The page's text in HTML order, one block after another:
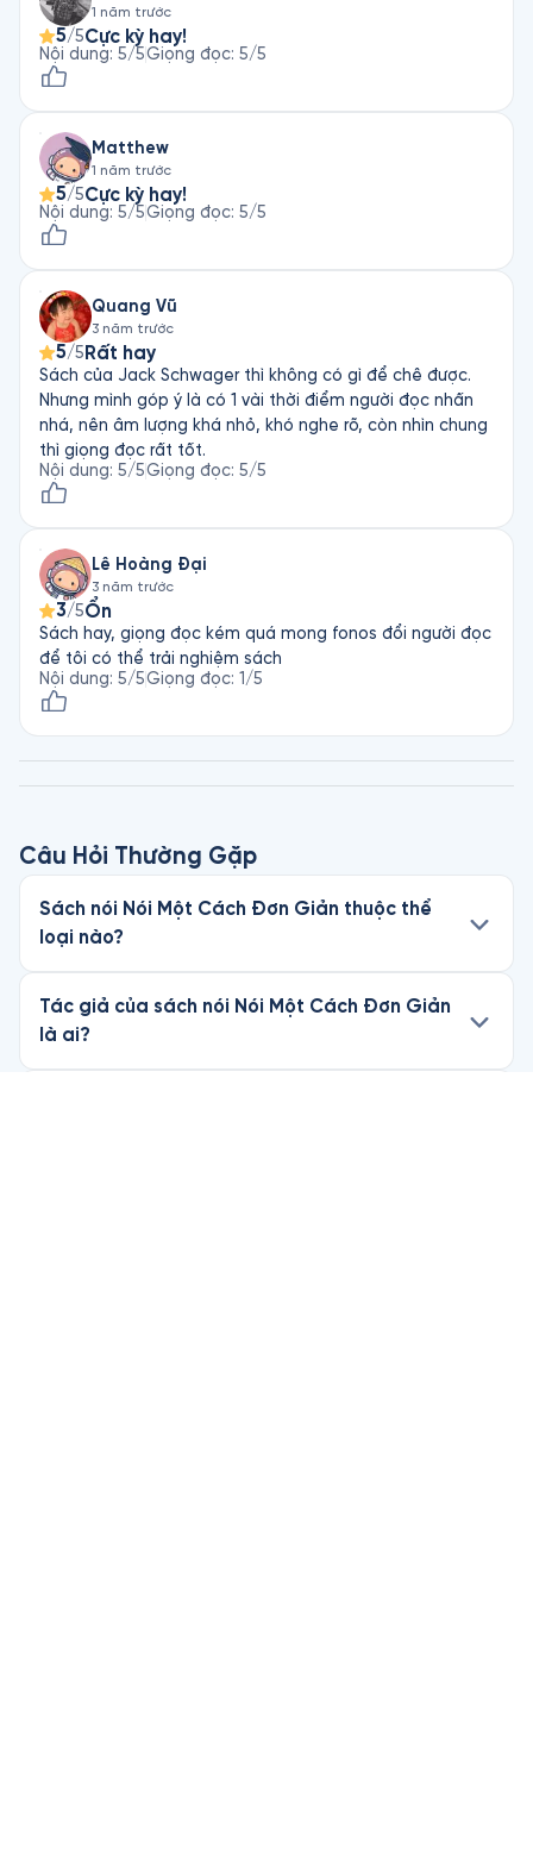
1 năm trước
5/5Cực kỳ hay!
Nội dung: 5/5Giọng đọc: 5/5
Matthew
1 năm trước
5/5Cực kỳ hay!
Nội dung: 5/5Giọng đọc: 5/5
Quang Vũ
3 năm trước
5/5 Rất hay
Sách của Jack Schwager thì không có gì để chê được.
Nhưng mình góp ý là có 1 vài thời điểm người đọc nhấn
nhá, nên âm lượng khá nhỏ, khó nghe rõ, còn nhìn chung
thì giọng đọc rất tốt.
Nội dung: 5/5Giọng đọc: 5/5
Lê Hoàng Đại
3 năm trước
3/5Ổn
Sách hay, giọng đọc kém quá mong fonos đổi người đọc
để tôi có thể trải nghiệm sách
Nội dung: 5/5Giọng đọc: 1 /5
Câu Hỏi Thường Gặp
Sách nói Nói Một Cách Đơn Giản thuộc thể
loại nào?
Tác giả của sách nói Nói Một Cách Đơn Giản
là ai?